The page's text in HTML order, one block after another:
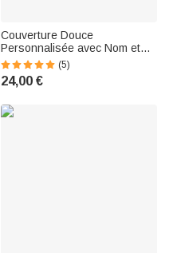
Couverture Douce
Personnalisée avec Nom et
Photo d'Animal de Compagnie
Cadeau Anniversaire Noël
pour Chien et Chat
(5)
24,00 €